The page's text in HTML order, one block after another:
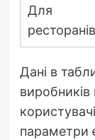
Для
ресторанів
Дані в
виробників
параметри